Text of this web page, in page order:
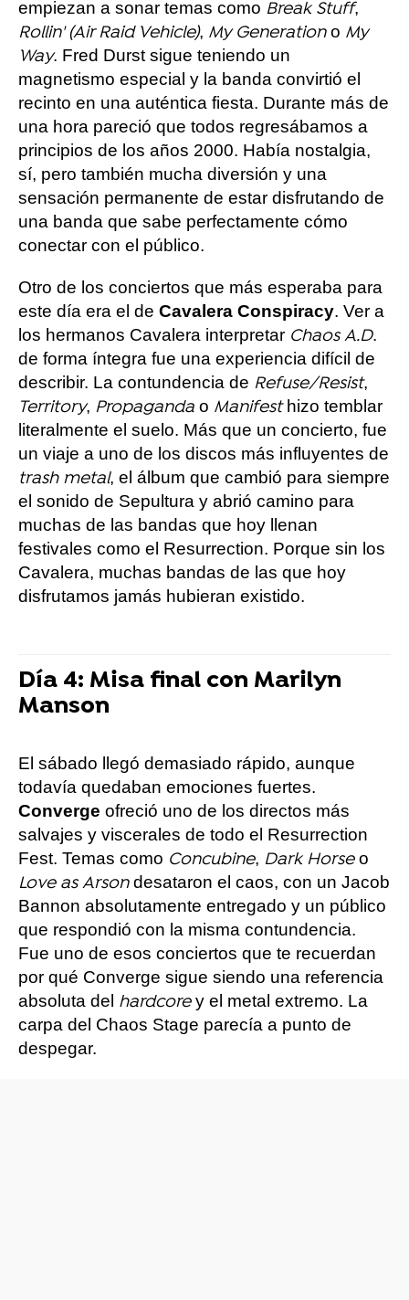
empiezan a sonar temas como Break Stuff,
Rollin' (Air Raid Vehicle), My Generationo My
Way. Fred Durst sigue teniendo un
magnetismo especial y la banda convirtió el
recinto en una auténtica fiesta. Durante más de
una hora pareció que todos regresábamos a
principios de los años 2000. Había nostalgia,
sí, pero también mucha diversión y una
sensación permanente de estar disfrutando de
una banda que sabe perfectamente cómo
conectar con el público.
Otro de los conciertos que más esperaba para
este día era el de Cavalera Conspiracy. Ver a
los hermanos Cavalera interpretar Chaos A.D.
de forma íntegra fue una experiencia difícil de
describir. La contundencia de Refuse/Resist,
Territory, Propaganda o Manifesthizo temblar
literalmente el suelo. Más que un concierto, fue
un viaje a uno de los discos más influyentes de
trash metal, el álbum que cambió para siempre
el sonido de Sepultura y abrió camino para
muchas de las bandas que hoy llenan
festivales como el Resurrection. Porque sin los
Cavalera, muchas bandas de las que hoy
disfrutamos jamás hubieran existido.
Día 4: Misa final con Marilyn
Manson
El sábado llegó demasiado rápido, aunque
todavía quedaban emociones fuertes.
Converge ofreció uno de los directos más
salvajes y viscerales de todo el Resurrection
Fest. Temas como Concubine, Dark Horseo
Love as Arsondesataron el caos, con un Jacob
Bannon absolutamente entregado y un público
que respondió con la misma contundencia.
Fue uno de esos conciertos que te recuerdan
por qué Converge sigue siendo una referencia
absoluta del hardcorey el metal extremo. La
carpa del Chaos Stage parecía a punto de
despegar.